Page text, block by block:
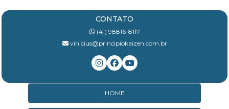
CONTATO
(41) 98816-8117
vinicius@principiokaizen.com.br
HOME